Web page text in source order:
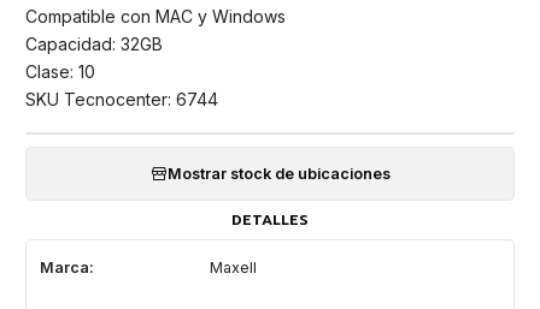
Compatible con MAC y Windows
Capacidad: 32GB
Clase: 10
SKU Tecnocenter: 6744
Mostrar stock de ubicaciones
DETALLES
Marca: Maxell